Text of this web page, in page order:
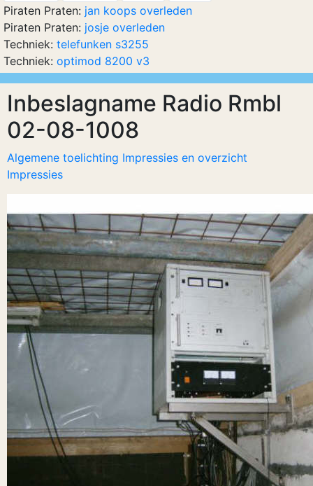
Inbeslagname Radio Rmbl
02-08-1008
Algemene toelichting Impressies en overzicht
Impressies
Piraten Praten: jan koops overleden
Piraten Praten: josje overleden
Techniek: telefunken s3255
Techniek: optimod 8200 v3